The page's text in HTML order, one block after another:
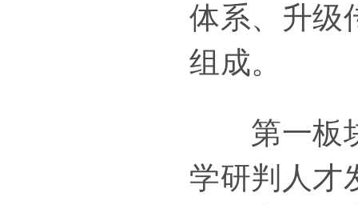
体系、升级
组成。
第一板块
学研判人才